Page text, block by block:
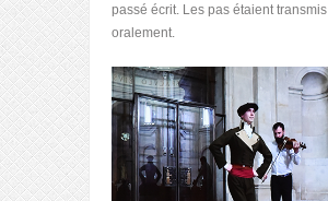
passé écrit. Les pas étaient transmis
oralement.